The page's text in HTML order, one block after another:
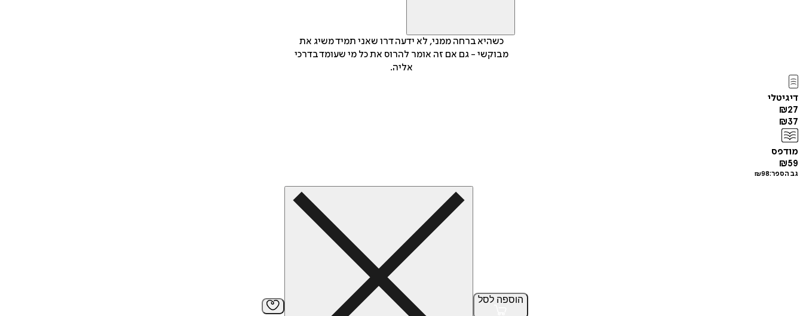
כשהיא ברחה ממני, לא ידעה דרו שאני תמיד משיג את
מבוקשי - גם אם זה אומר להרוס את כל מי שעומד בדרכי
אליה.
דיגיטלי
₪27
₪37
מודפס
₪59
גב הספר: ₪98
הוספה לסל